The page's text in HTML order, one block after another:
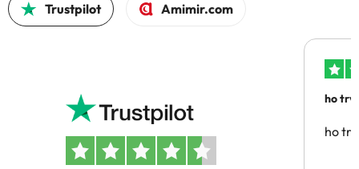
Trustpilot Amimir.com
ho
ho